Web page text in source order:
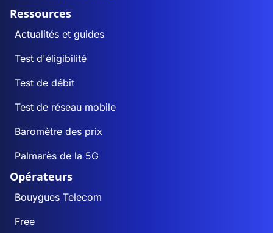
Ressources
Actualités et guides
Test d'éligibilité
Test de débit
Test de réseau mobile
Baromètre des prix
Palmarès de la 5G
Opérateurs
Bouygues Telecom
Free